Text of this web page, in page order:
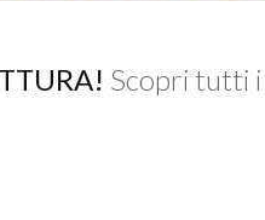
Scopri tutti i